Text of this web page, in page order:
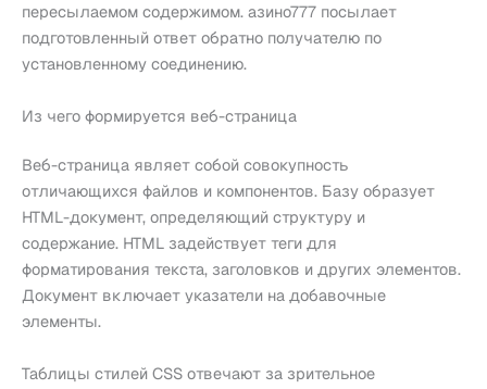
пересылаемом содержимом. азино777 посылает
подготовленный ответ обратно получателю по
установленному соединению.
Из чего формируется веб-страница
Веб-страница являет собой совокупность
отличающихся файлов и компонентов. Базу образует
HTML-документ, определяющий структуру и
содержание. HTML задействует теги для
форматирования текста, заголовков и других элементов.
Документ включает указатели на добавочные
элементы.
Таблицы стилей CSS отвечают за зрительное